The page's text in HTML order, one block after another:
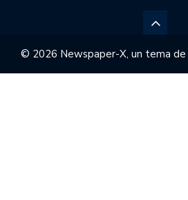
© 2026 Newspaper-X, un tema de